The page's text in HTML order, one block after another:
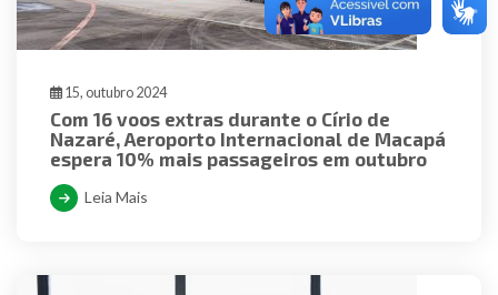
15, outubro 2024
Com 16 voos extras durante o Círio de
Nazaré, Aeroporto Internacional de Macapá
espera 10% mais passageiros em outubro
Leia Mais